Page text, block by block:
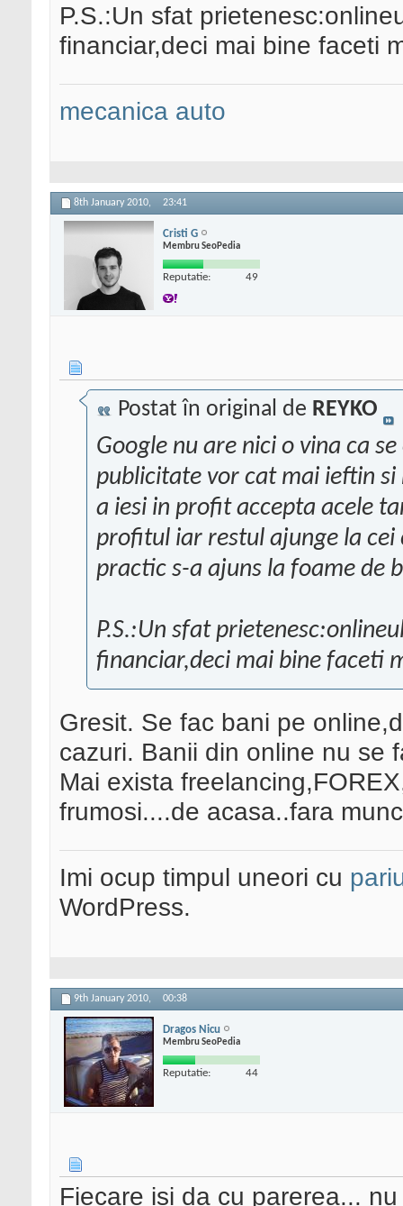
P.S.:Un sfat
financiar,deci mai bine faceti
mecanica auto
8th January 2010, 23:41
Cristi G
Membru SeoPedia
Reputatie: 49
Postat în original de REYKO
Google nu are nici o vina ca
publicitate vor cat mai ieftin
a iesi in profit accepta acele
profitul iar restul ajunge la
practic s-a ajuns la foame de
P.S.:Un sfat
financiar,deci mai bine faceti
Gresit. Se fac bani pe
cazuri. Banii din online nu se
Mai exista
frumosi....de acasa..fara
Imi ocup timpul uneori cu
WordPress.
9th January 2010, 00:38
Dragos Nicu
Membru SeoPedia
Reputatie: 44
Fiecare isi da cu parerea...